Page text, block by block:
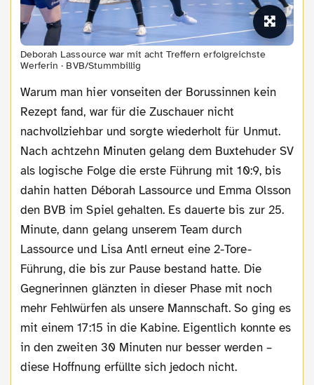
Deborah Lassource war mit acht Treffern erfolgreichste
Werferin · BVB/Stummbillig
Warum man hier vonseiten der Borussinnen kein
Rezept fand, war für die Zuschauer nicht
nachvollziehbar und sorgte wiederholt für Unmut.
Nach achtzehn Minuten gelang dem Buxtehuder SV
als logische Folge die erste Führung mit 10:9, bis
dahin hatten Déborah Lassource und Emma Olsson
den BVB im Spiel gehalten. Es dauerte bis zur 25.
Minute, dann gelang unserem Team durch
Lassource und Lisa Antl erneut eine 2-Tore-
Führung, die bis zur Pause bestand hatte. Die
Gegnerinnen glänzten in dieser Phase mit noch
mehr Fehlwürfen als unsere Mannschaft. So ging es
mit einem 17:15 in die Kabine. Eigentlich konnte es
in den zweiten 30 Minuten nur besser werden –
diese Hoffnung erfüllte sich jedoch nicht.